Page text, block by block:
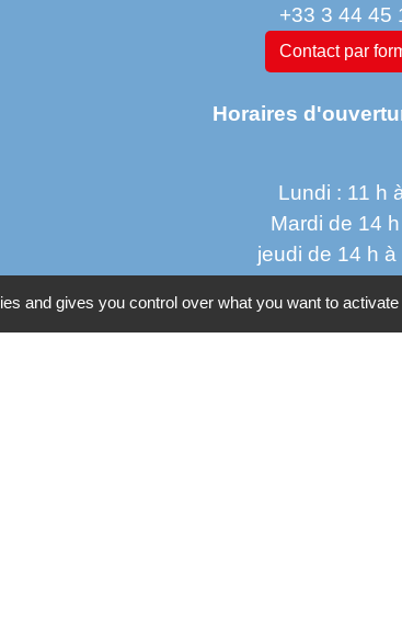
+33 3 44 45
Contact par
Horaires
Lundi : 11 h
Mardi de 14
jeudi de 14 h à
vendredi de 9
and gives you control over what you want to activate